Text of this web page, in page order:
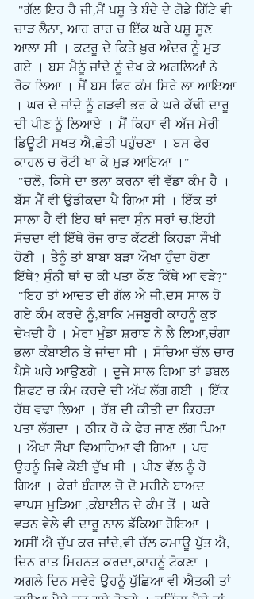
ਚਾੜ ਲੈਨਾ, ਆਹ ਰਾਹ ਚ ਇੱਕ ਘਰੇ ਪਸ਼ੂ ਸੂਣ
ਆਲਾ ਸੀ । ਕਟਰੂ ਦੇ ਕਿਤੇ ਖ਼ੁਰ ਅੰਦਰ ਨੂੰ ਮੁੜ
ਗਏ । ਬਸ ਮੈਨੂੰ ਜਾਂਦੇ ਨੂੰ ਦੇਖ ਕੇ ਅਗਲਿਆਂ ਨੇ
ਰੋਕ ਲਿਆ । ਮੈਂ ਬਸ ਫਿਰ ਕੰਮ ਸਿਰੇ ਲਾ ਆਇਆ
। ਘਰ ਦੇ ਜਾਂਦੇ ਨੂੰ ਗੜਵੀ ਭਰ ਕੇ ਘਰੇ ਕੱਢੀ ਦਾਰੂ
ਦੀ ਪੀਣ ਨੂੰ ਲਿਆਏ । ਮੈਂ ਕਿਹਾ ਵੀ ਅੱਜ ਮੇਰੀ
ਡਿਊਟੀ ਸਖਤ ਐ,ਛੇਤੀ ਪਹੁੰਚਣਾ । ਬਸ ਫੇਰ
ਕਾਹਲ ਚ ਰੋਟੀ ਖਾ ਕੇ ਮੁੜ ਆਇਆ ।"
ਬੱਸ ਮੈਂ ਵੀ ਉਡੀਕਦਾ ਪੈ ਗਿਆ ਸੀ । ਇੱਕ ਤਾਂ
ਸਾਲਾ ਹੈ ਵੀ ਇਹ ਥਾਂ ਜਵਾ ਸੁੰਨ ਸਰਾਂ ਚ,ਇਹੀ
ਸੋਚਦਾ ਵੀ ਇੱਥੇ ਰੋਜ ਰਾਤ ਕੱਟਣੀ ਕਿਹੜਾ ਸੌਖੀ
ਹੋਣੀ । ਤੈਨੂੰ ਤਾਂ ਬਾਬਾ ਬੜਾ ਔਖਾ ਹੁੰਦਾ ਹੋਣਾ
ਇੱਥੇ? ਸੁੰਨੀ ਥਾਂ ਚ ਕੀ ਪਤਾ ਕੌਣ ਕਿੱਥੇ ਆ ਵੜੇ?"
ਗਏ ਕੰਮ ਕਰਦੇ ਨੂੰ,ਬਾਕਿ ਮਜਬੂਰੀ ਕਾਹਨੂੰ ਕੁਝ
ਦੇਖਦੀ ਹੈ । ਮੇਰਾ ਮੁੰਡਾ ਸ਼ਰਾਬ ਨੇ ਲੈ ਲਿਆ,ਚੰਗਾ
ਭਲਾ ਕੰਬਾਈਨ ਤੇ ਜਾਂਦਾ ਸੀ । ਸੋਚਿਆ ਚੱਲ ਚਾਰ
ਪੈਸੇ ਘਰੇ ਆਉਣਗੇ । ਦੂਜੇ ਸਾਲ ਗਿਆ ਤਾਂ ਡਬਲ
ਸ਼ਿਫਟ ਚ ਕੰਮ ਕਰਦੇ ਦੀ ਅੱਖ ਲੱਗ ਗਈ । ਇੱਕ
ਹੱਥ ਵਢਾ ਲਿਆ । ਰੱਬ ਦੀ ਕੀਤੀ ਦਾ ਕਿਹੜਾ
ਪਤਾ ਲੱਗਦਾ । ਠੀਕ ਹੋ ਕੇ ਫੇਰ ਜਾਣ ਲੱਗ ਪਿਆ
। ਔਖਾ ਸੌਖਾ ਵਿਆਹਿਆ ਵੀ ਗਿਆ । ਪਰ
ਉਹਨੂੰ ਜਿਵੇ ਕੋਈ ਦੁੱਖ ਸੀ । ਪੀਣ ਵੱਲ ਨੂੰ ਹੋ
ਗਿਆ । ਕੇਰਾਂ ਬੰਗਾਲ ਚੋ ਦੋ ਮਹੀਨੇ ਬਾਅਦ
ਵਾਪਸ ਮੁੜਿਆ ,ਕੰਬਾਈਨ ਦੇ ਕੰਮ ਤੋਂ । ਘਰੇ
ਵੜਨ ਵੇਲੇ ਵੀ ਦਾਰੂ ਨਾਲ ਡੱਕਿਆ ਹੋਇਆ ।
ਅਸੀਂ ਐ ਚੁੱਪ ਕਰ ਜਾਂਦੇ,ਵੀ ਚੱਲ ਕਮਾਊ ਪੁੱਤ ਐ,
ਦਿਨ ਰਾਤ ਮਿਹਨਤ ਕਰਦਾ,ਕਾਹਨੂੰ ਟੋਕਣਾ ।
ਅਗਲੇ ਦਿਨ ਸਵੇਰੇ ਉਹਨੂੰ ਪੁੱਛਿਆ ਵੀ ਐਤਕੀ ਤਾਂ